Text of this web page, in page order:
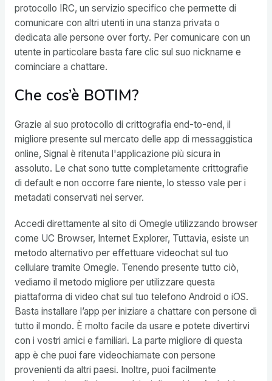
protocollo IRC, un servizio specifico che permette di
comunicare con altri utenti in una stanza privata o
dedicata alle persone over forty. Per comunicare con un
utente in particolare basta fare clic sul suo nickname e
cominciare a chattare.
Che cos’è BOTIM?
Grazie al suo protocollo di crittografia end-to-end, il
migliore presente sul mercato delle app di messaggistica
online, Signal è ritenuta l'applicazione più sicura in
assoluto. Le chat sono tutte completamente crittografie
di default e non occorre fare niente, lo stesso vale per i
metadati conservati nei server.
Accedi direttamente al sito di Omegle utilizzando browser
come UC Browser, Internet Explorer, Tuttavia, esiste un
metodo alternativo per effettuare videochat sul tuo
cellulare tramite Omegle. Tenendo presente tutto ciò,
vediamo il metodo migliore per utilizzare questa
piattaforma di video chat sul tuo telefono Android o iOS.
Basta installare l’app per iniziare a chattare con persone di
tutto il mondo. È molto facile da usare e potete divertirvi
con i vostri amici e familiari. La parte migliore di questa
app è che puoi fare videochiamate con persone
provenienti da altri paesi. Inoltre, puoi facilmente